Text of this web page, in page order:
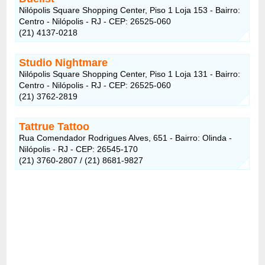
Nilópolis Square Shopping Center, Piso 1 Loja 153 - Bairro:
Centro - Nilópolis - RJ - CEP: 26525-060
(21) 4137-0218
Studio Nightmare
Nilópolis Square Shopping Center, Piso 1 Loja 131 - Bairro:
Centro - Nilópolis - RJ - CEP: 26525-060
(21) 3762-2819
Tattrue Tattoo
Rua Comendador Rodrigues Alves, 651 - Bairro: Olinda -
Nilópolis - RJ - CEP: 26545-170
(21) 3760-2807 / (21) 8681-9827